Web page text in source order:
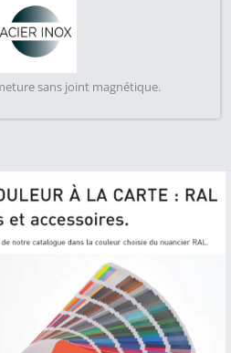
sans joint magnétique.